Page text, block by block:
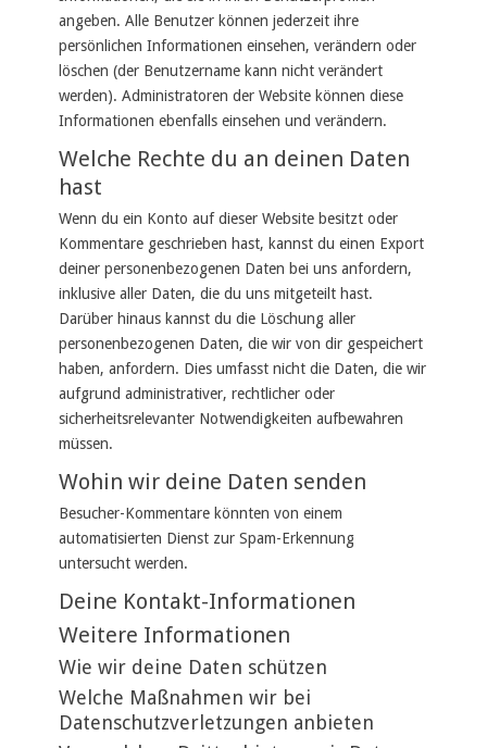
angeben. Alle Benutzer können jederzeit ihre
persönlichen Informationen einsehen, verändern oder
löschen (der Benutzername kann nicht verändert
werden). Administratoren der Website können diese
Informationen ebenfalls einsehen und verändern.
Welche Rechte du an deinen Daten
hast
Wenn du ein Konto auf dieser Website besitzt oder
Kommentare geschrieben hast, kannst du einen Export
deiner personenbezogenen Daten bei uns anfordern,
inklusive aller Daten, die du uns mitgeteilt hast.
Darüber hinaus kannst du die Löschung aller
personenbezogenen Daten, die wir von dir gespeichert
haben, anfordern. Dies umfasst nicht die Daten, die wir
aufgrund administrativer, rechtlicher oder
sicherheitsrelevanter Notwendigkeiten aufbewahren
müssen.
Wohin wir deine Daten senden
Besucher-Kommentare könnten von einem
automatisierten Dienst zur Spam-Erkennung
untersucht werden.
Deine Kontakt-Informationen
Weitere Informationen
Wie wir deine Daten schützen
Welche Maßnahmen wir bei
Datenschutzverletzungen anbieten